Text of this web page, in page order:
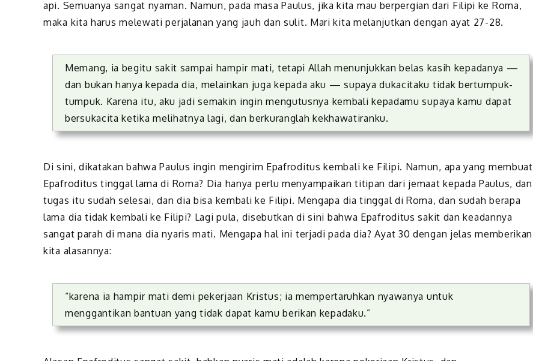
api. Semuanya sangat nyaman. Namun, pada masa Paulus, jika kita mau berpergian dari Filipi ke Roma,
maka kita harus melewati perjalanan yang jauh dan sulit. Mari kita melanjutkan dengan ayat 27-28.
Memang, ia begitu sakit sampai hampir mati, tetapi Allah menunjukkan belas kasih kepadanya —
dan bukan hanya kepada dia, melainkan juga kepada aku — supaya dukacitaku tidak bertumpuk-
tumpuk. Karena itu, aku jadi semakin ingin mengutusnya kembali kepadamu supaya kamu dapat
bersukacita ketika melihatnya lagi, dan berkuranglah kekhawatiranku.
Di sini, dikatakan bahwa Paulus ingin mengirim Epafroditus kembali ke Filipi. Namun, apa yang membuat
Epafroditus tinggal lama di Roma? Dia hanya perlu menyampaikan titipan dari jemaat kepada Paulus, dan
tugas itu sudah selesai, dan dia bisa kembali ke Filipi. Mengapa dia tinggal di Roma, dan sudah berapa
lama dia tidak kembali ke Filipi? Lagi pula, disebutkan di sini bahwa Epafroditus sakit dan keadannya
sangat parah di mana dia nyaris mati. Mengapa hal ini terjadi pada dia? Ayat 30 dengan jelas memberikan
kita alasannya:
“karena ia hampir mati demi pekerjaan Kristus; ia mempertaruhkan nyawanya untuk
menggantikan bantuan yang tidak dapat kamu berikan kepadaku.”